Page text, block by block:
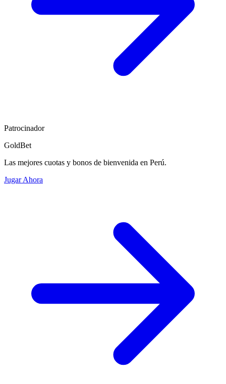
Patrocinador
GoldBet
Las mejores cuotas y bonos de bienvenida en Perú.
Jugar Ahora